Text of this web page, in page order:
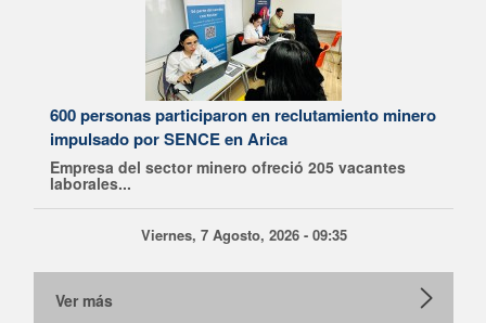
600 personas participaron en reclutamiento minero
impulsado por SENCE en Arica
Empresa del sector minero ofreció 205 vacantes
laborales...
Viernes, 7 Agosto, 2026 - 09:35
Ver más